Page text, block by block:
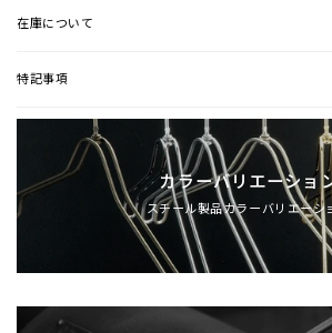
在庫について
特記事項
カラーバリエーショ
スチール製品カラーバリエーシ